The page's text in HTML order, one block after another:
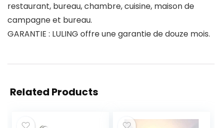
restaurant, bureau, chambre, cuisine, maison de
campagne et bureau.
GARANTIE : LULING offre une garantie de douze mois.
Related Products